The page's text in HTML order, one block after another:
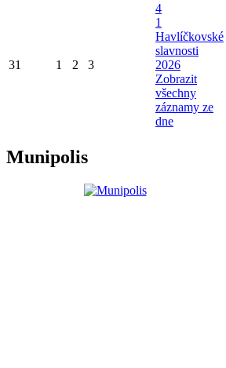
31 1 2 3
4
1
Havlíčkovské
slavnosti
2026
Zobrazit
všechny
záznamy ze
dne
Munipolis